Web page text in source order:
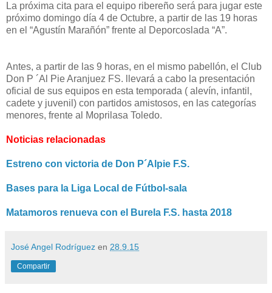
La próxima cita para el equipo ribereño será para jugar este
próximo domingo día 4 de Octubre, a partir de las 19 horas
en el “Agustín Marañón” frente al Deporcoslada “A”.
Antes, a partir de las 9 horas, en el mismo pabellón, el Club
Don P ´Al Pie Aranjuez FS. llevará a cabo la presentación
oficial de sus equipos en esta temporada ( alevín, infantil,
cadete y juvenil) con partidos amistosos, en las categorías
menores, frente al Moprilasa Toledo.
Noticias relacionadas
Estreno con victoria de Don P´Alpie F.S.
Bases para la Liga Local de Fútbol-sala
Matamoros renueva con el Burela F.S. hasta 2018
José Angel Rodríguez en 28.9.15
Compartir